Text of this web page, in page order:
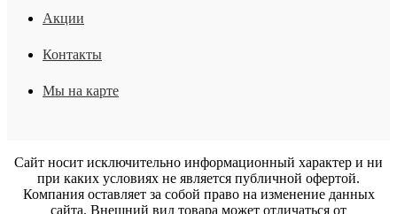
Акции
Контакты
Мы на карте
Сайт носит исключительно информационный характер и ни
при каких условиях не является публичной офертой.
Компания оставляет за собой право на изменение данных
сайта. Внешний вид товара может отличаться от